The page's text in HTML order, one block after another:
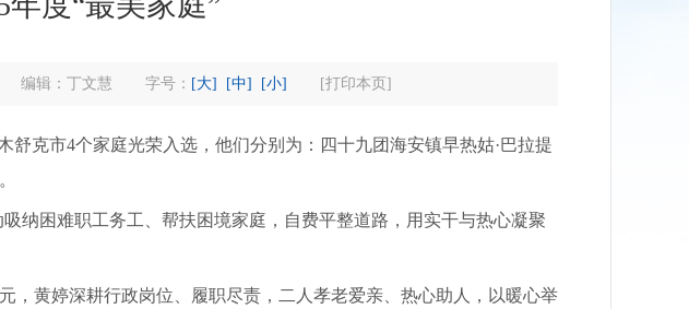
编辑：丁文慧 字号： [大] [中] [小] [打印本页]
克市4个家庭光荣入选，他们分别为：四十九团海安镇早热姑·巴拉提
困难职工务工、帮扶困境家庭，自费平整道路，用实干与热心凝聚
黄婷深耕行政岗位、履职尽责，二人孝老爱亲、热心助人，以暖心举